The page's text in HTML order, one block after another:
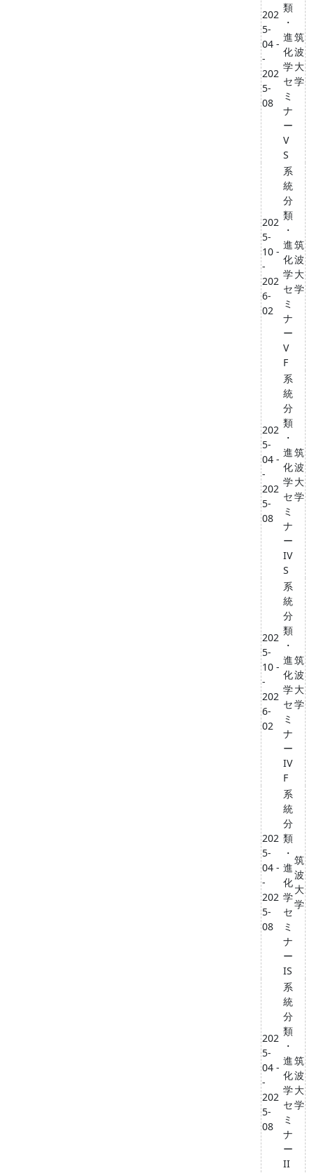
202
5-
04 -
-
202
5-
08
類
・
進
化
学
セ
ミ
ナ
ー
V
S
筑
波
大
学
202
5-
10 -
-
202
6-
02
系
統
分
類
・
進
化
学
セ
ミ
ナ
ー
V
F
筑
波
大
学
202
5-
04 -
-
202
5-
08
系
統
分
類
・
進
化
学
セ
ミ
ナ
ー
IV
S
筑
波
大
学
202
5-
10 -
-
202
6-
02
系
統
分
類
・
進
化
学
セ
ミ
ナ
ー
IV
F
筑
波
大
学
202
5-
04 -
-
202
5-
08
系
統
分
類
・
進
化
学
セ
ミ
ナ
ー
IS
筑
波
大
学
202
5-
04 -
-
202
5-
08
系
統
分
類
・
進
化
学
セ
ミ
ナ
ー
II
筑
波
大
学